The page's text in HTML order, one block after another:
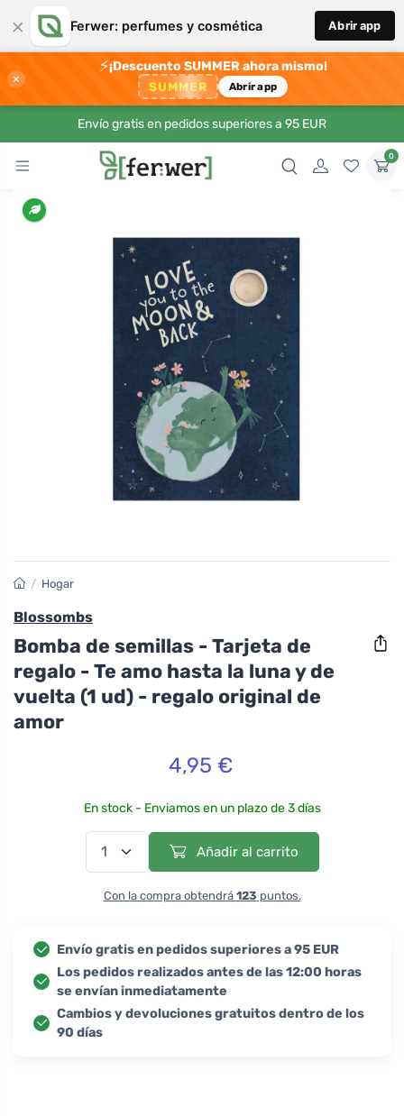
× Ferwer: perfumes y cosmética Abrir app
×
⚡¡Descuento SUMMER ahora mismo!
SUMMER Abrir app
Envío gratis en pedidos superiores a 95 EUR
0
/ Hogar
Blossombs
Bomba de semillas - Tarjeta de
regalo - Te amo hasta la luna y de
vuelta (1 ud) - regalo original de
amor
4,95 €
En stock - Enviamos en un plazo de 3 días
Añadir al carrito
Con la compra obtendrá 123 puntos.
Envío gratis en pedidos superiores a 95 EUR
Los pedidos realizados antes de las 12:00 horas
se envían inmediatamente
Cambios y devoluciones gratuitos dentro de los
90 días